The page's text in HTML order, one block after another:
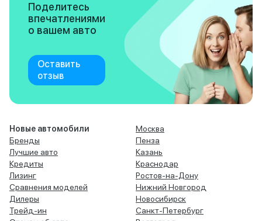
Поделитесь
впечатлениями
о вашем авто
Оставить
отзыв
Новые автомобили
Бренды
Лучшие авто
Кредиты
Лизинг
Сравнения моделей
Дилеры
Трейд-ин
Москва
Пенза
Казань
Краснодар
Ростов-на-Дону
Нижний Новгород
Новосибирск
Санкт-Петербург